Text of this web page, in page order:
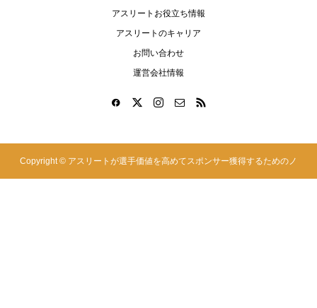
アスリートお役立ち情報
アスリートのキャリア
お問い合わせ
運営会社情報
Copyright © アスリートが選手価値を高めてスポンサー獲得するためのノ